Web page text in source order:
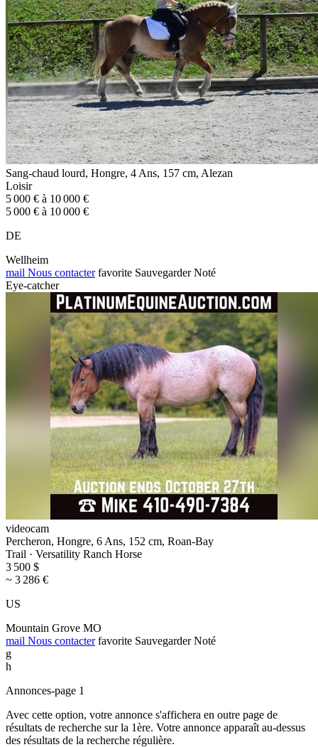
Sang-chaud lourd, Hongre, 4 Ans, 157 cm, Alezan
Loisir
5 000 € à 10 000 €
5 000 € à 10 000 €
DE
Wellheim
mail Nous contacter favorite Sauvegarder Noté
Eye-catcher
videocam
Percheron, Hongre, 6 Ans, 152 cm, Roan-Bay
Trail · Versatility Ranch Horse
3 500 $
~ 3 286 €
US
Mountain Grove MO
mail Nous contacter favorite Sauvegarder Noté
g
h
Annonces-page 1
Avec cette option, votre annonce s'affichera en outre page de
résultats de recherche sur la 1ère. Votre annonce apparaît au-dessus
des résultats de la recherche régulière.